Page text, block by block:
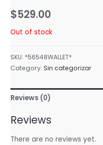
$529.00
Out of stock
SKU: *56548WALLET*
Category:Sin categorizar
Reviews (0)
Reviews
There are no reviews yet.